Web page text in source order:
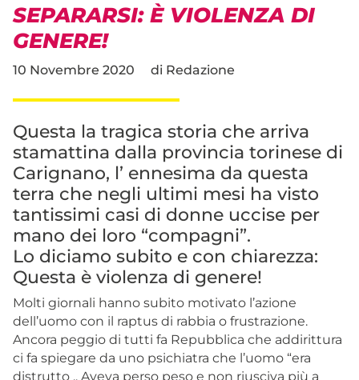
SEPARARSI: È VIOLENZA DI
GENERE!
10 Novembre 2020 di Redazione
Questa la tragica storia che arriva
stamattina dalla provincia torinese di
Carignano, l’ ennesima da questa
terra che negli ultimi mesi ha visto
tantissimi casi di donne uccise per
mano dei loro “compagni”.
Lo diciamo subito e con chiarezza:
Questa è violenza di genere!
Molti giornali hanno subito motivato l’azione
dell’uomo con il raptus di rabbia o frustrazione.
Ancora peggio di tutti fa Repubblica che addirittura
ci fa spiegare da uno psichiatra che l’uomo “era
distrutto .. Aveva perso peso e non riusciva più a